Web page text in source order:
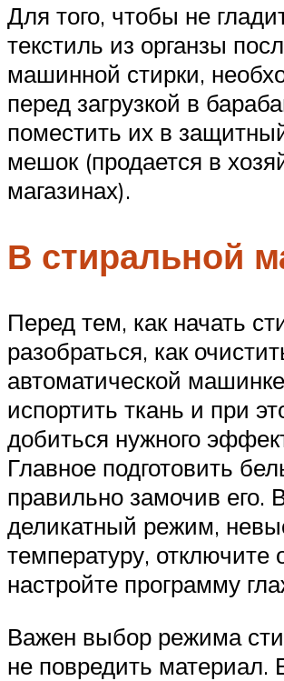
Для того, чтобы не
текстиль из органзы
машинной стирки,
перед загрузкой в
поместить их в
мешок (продается в
магазинах).
В стиральной
Перед тем, как начать
разобраться, как
автоматической
испортить ткань и при
добиться нужного
Главное подготовить
правильно замочив его.
деликатный режим,
температуру, отключите
настройте программу
Важен выбор режима
не повредить материал.